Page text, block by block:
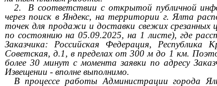
2.
В соответствии с открытой публичной
через поиск в Яндекс, на территории г. Ялта
точек для продажи и доставки свежих срезанных
по состоянию на 05.09.2025, на 1 листе), где
Заказчика: Российская Федерация,
Советская, д.1, в пределах от 300 м до 1 км.
более 30 минут с момента заявки по адресу
Извещении - вполне выполнимо.
В процессе работы Администрации города